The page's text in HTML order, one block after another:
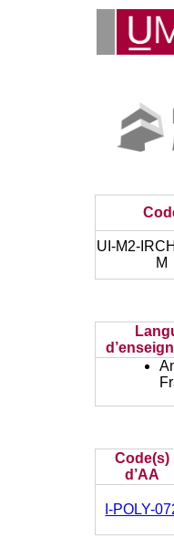
UI-M2-
M
Code(s)
d’AA
I-POLY-